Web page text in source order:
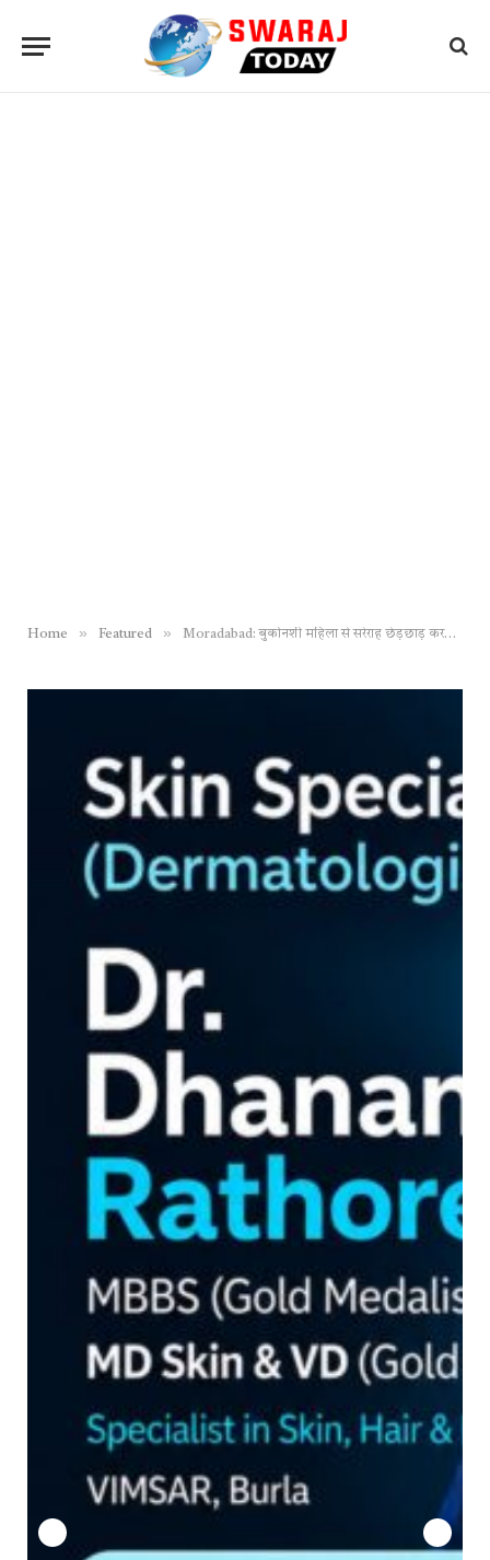
Home » Featured » Moradabad: बुर्कानशी महिला से सरेराह छेड़छाड़ करने वाला मौलाना नौशाद पुलिस मुठभेड़ में गिरफ्तार, पैर में लगी गोली